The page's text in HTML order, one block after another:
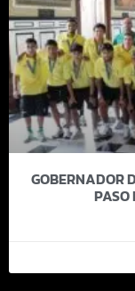
GOBERNADOR
PASO